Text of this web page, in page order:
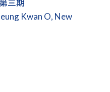
三期
Kwan O, New